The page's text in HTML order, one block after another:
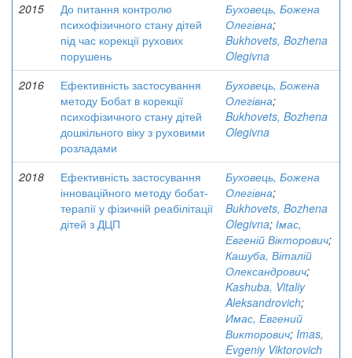
2015
До питання контролю
психофізичного стану дітей
під час корекції рухових
порушень
Буховець, Божена
Олегівна;
Bukhovets, Bozhena
Olegivna
2016
Ефективність застосування
методу Бобат в корекції
психофізичного стану дітей
дошкільного віку з руховими
розладами
Буховець, Божена
Олегівна;
Bukhovets, Bozhena
Olegivna
2018
Ефективність застосування
інноваційного методу бобат-
терапії у фізичній реабілітації
дітей з ДЦП
Буховець, Божена
Олегівна;
Bukhovets, Bozhena
Olegivna; Імас,
Евгеній Вікторович;
Кашуба, Віталій
Олександрович;
Kashuba, Vitaliy
Aleksandrovich;
Имас, Евгений
Викторович; Imas,
Evgeniy Viktorovich